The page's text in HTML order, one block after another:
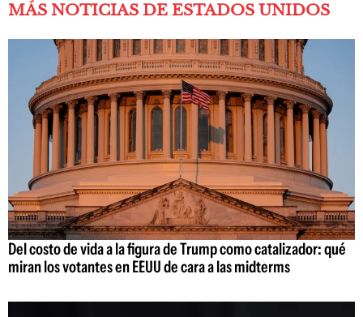
MÁS NOTICIAS DE ESTADOS UNIDOS
Del costo de vida a la figura de Trump como catalizador: qué
miran los votantes en EEUU de cara a las midterms